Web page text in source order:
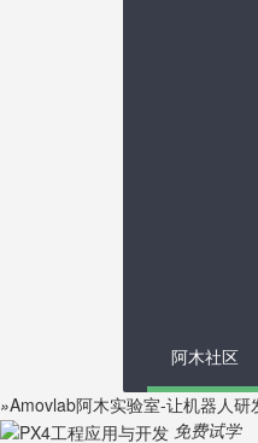
阿木社区
»Amovlab阿木实验室-让机器人研
免费试学